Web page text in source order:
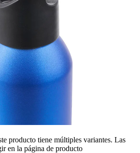
producto tiene múltiples variantes. Las
en la página de producto